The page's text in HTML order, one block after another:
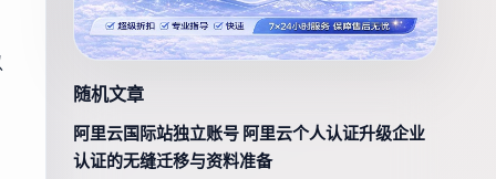
随机文章
阿里云国际站独立账号 阿里云个人认证升级企业
认证的无缝迁移与资料准备